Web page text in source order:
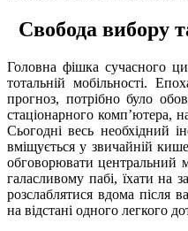
Свобода вибору
Головна фішка сучасного
тотальній мобільності.
прогноз, потрібно було
стаціонарного комп’ютера,
Сьогодні весь необхідний
вміщується у звичайній
обговорювати центральний
галасливому пабі, їхати на
розслаблятися вдома після
на відстані одного легкого